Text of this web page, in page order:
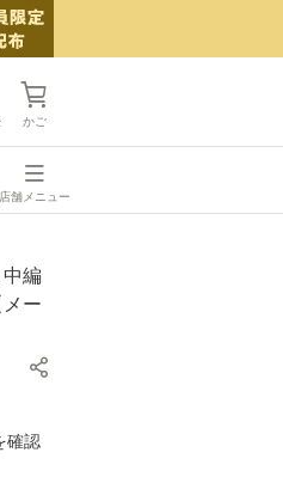
かご
店舗メニュー
中編
ー
確認